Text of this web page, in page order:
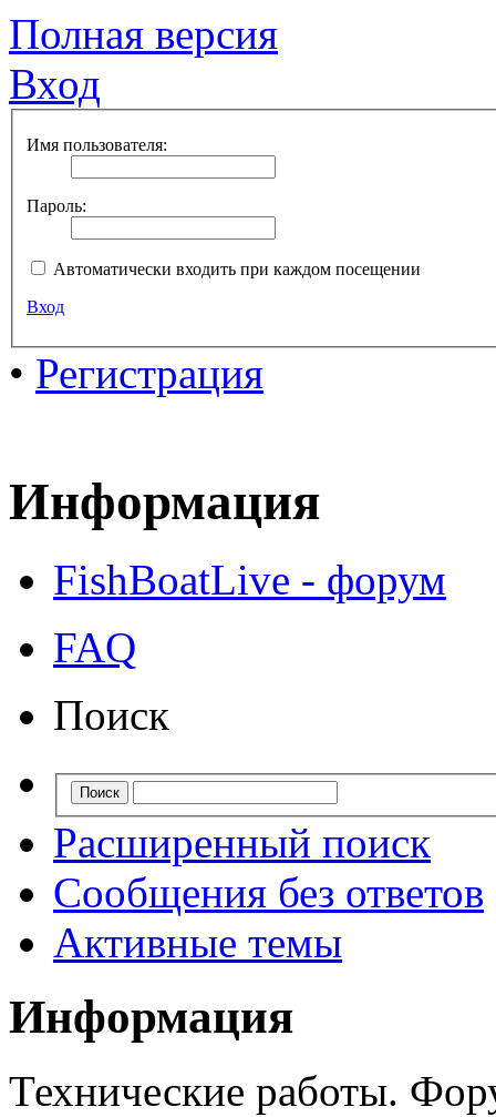
Полная версия
Вход
Имя пользователя:
Пароль:
Автоматически входить при каждом посещении
Вход
• Регистрация
Информация
FishBoatLive - форум
FAQ
Поиск
Расширенный поиск
Сообщения без ответов
Активные темы
Информация
Технические работы.